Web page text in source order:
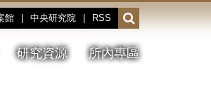
館 中央研究院 RSS
開
啟
或
收
研究資源 所內專區